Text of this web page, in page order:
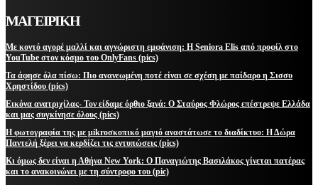
ΜΑΓΕΙΡΙΚΗ
Με κοντό αγορέ μαλλί και αγνώριστη εμφάνιση: Η Seniora Elis από προφίλ στο
YouTube στον κόσμο του OnlyFans (pics)
Τα άφησε όλα πίσω: Πιο ανανεωμένη ποτέ είναι σε σχέση με παίδαρο η Σισσυ
Χρηστίδου (pics)
Εικόνα ανατριχίλας- Τον είδαμε όρθιο ξανά: Ο Σταύρος Φλώρος επέστρεψε Ελλάδα
και μας συγκίνησε όλους (pics)
Η φωτογραφία της με μikroσκοπικό μαγιό αναστάτωσε το διαδίκτυο: Η Δώρα
Παντελή ξέρει να κερδίζει τις εντυπώσεις (pics)
Κι όμως δεν είναι η Αθήνα New York: Ο Παναγιώτης Βασιλάκος γίνεται πατέρας
και το ανακοινώνει με τη σύντροφο του (pic)